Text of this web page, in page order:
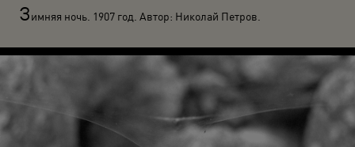
Зимняя ночь. 1907 год. Автор: Николай Петров.